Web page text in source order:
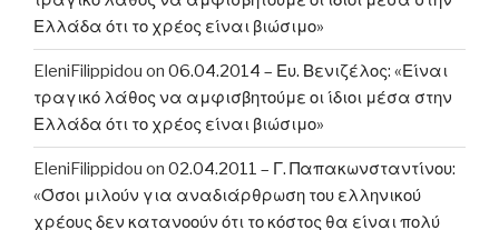
Ελλάδα ότι το χρέος είναι βιώσιμο»
EleniFilippidou on 06.04.2014 – Ευ. Βενιζέλος: «Είναι
τραγικό λάθος να αμφισβητούμε οι ίδιοι μέσα στην
Ελλάδα ότι το χρέος είναι βιώσιμο»
EleniFilippidou on 02.04.2011 – Γ. Παπακωνσταντίνου:
«Όσοι μιλούν για αναδιάρθρωση του ελληνικού
χρέους δεν κατανοούν ότι το κόστος θα είναι πολύ